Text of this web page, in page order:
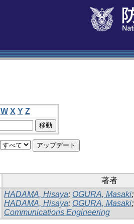
W X Y Z
著者
HADAMA, Hisaya; OGURA, Masaki;
HADAMA, Hisaya; OGURA, Masaki;
Communications Engineering